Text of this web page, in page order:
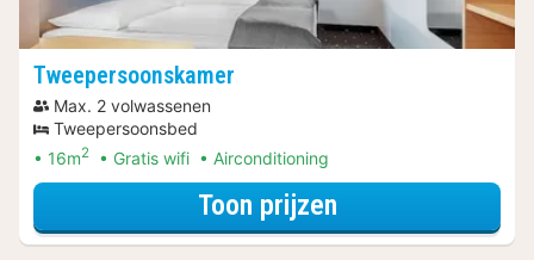
Tweepersoonskamer
Max. 2 volwassenen
Tweepersoonsbed
16m2 Gratis wifi Airconditioning
Toon prijzenvoor